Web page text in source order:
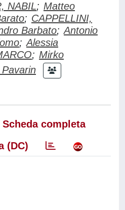
NABIL; Matteo
; CAPPELLINI,
Barbato; Antonio
; Alessia
; Mirko
Scheda completa
(DC)